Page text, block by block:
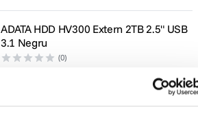
ADATA HDD HV300 Extern 2TB 2.5" USB
3.1 Negru
(0)
649 puncte de